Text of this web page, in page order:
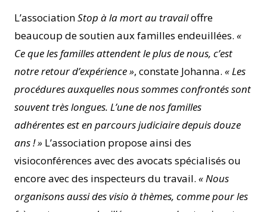
L’associationStop à la mort au travailoffre
beaucoup de soutien aux familles endeuillées. «
Ce que les familles attendent le plus de nous, c’est
notre retour d’expérience », constate Johanna. « Les
procédures auxquelles nous sommes confrontés sont
souvent très longues. L’une de nos familles
adhérentes est en parcours judiciaire depuis douze
ans ! » L’association propose ainsi des
visioconférences avec des avocats spécialisés ou
encore avec des inspecteurs du travail. « Nous
organisons aussi des visio à thèmes, comme pour les